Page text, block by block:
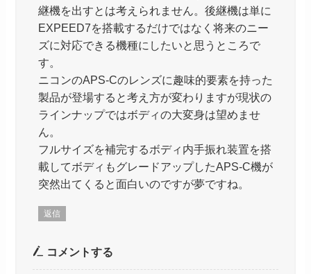
継機を出すとは考えられません。後継機は単に
EXPEED7を搭載するだけではなく将来のニー
ズに対応できる機種にしたいと思うところで
す。
ニコンのAPS-Cのレンズに趣味的要素を持った
製品が登場すると考え方が変わりますが現状の
ラインナップではボディの大変身は望めませ
ん。
フルサイズを補完するボディ内手振れ装置を搭
載してボディもグレードアップしたAPS-C機が
突然出てくると面白いのですが夢ですね。
返信
コメントする